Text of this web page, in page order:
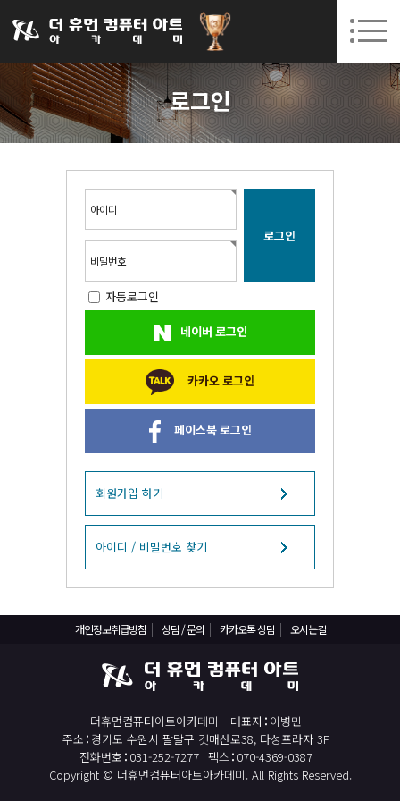
031-252-7277 수원캠퍼스 개강 08. 12.(수)
회원가입 고객센터
로그인
아이디
비밀번호
자동로그인
네이버 로그인
카카오 로그인
페이스북 로그인
회원가입 하기
아이디 / 비밀번호 찾기
개인정보취급방침 상담 / 문의 카카오톡 상담 오시는길
더휴먼컴퓨터아트아카데미 대표자 이병민
주소 경기도 수원시 팔달구 갓매산로38, 다성프라자 3F
전화번호 031-252-7277 팩스 070-4369-0387
Copyright © 더휴먼컴퓨터아트아카데미. All Rights Reserved.
아카데미소개
인사말
국비지원 무료교육
BIM 건축설계 및 실내건축설계(캐드(CAD),맥스(MAX),레빗(REVIT))실무자 양성과정
React, Veu 프레임워크 기반 프론트엔드 개발 양성 지원
반응형/웹퍼블리셔/프론트엔드 웹개발자(웹디자인)
자바(Java)기반 JSP/스프링 웹개발자(정보처리산업기사)(과정평가형)
디지털컨버전스 자바(JAVA)개발자(전자정부 프레임워크/SPRING)
전산세무회계 자격취득과정[전산회계1급/전산세무2급/FAT1급/TAT2급]
컴퓨터활용능력2급(필기+실기) 및 ITQ자격증 취득(한글,엑셀,파워포인트)
직업상담사 2급 (필기+실기) 자격증 취득과정
일러스트 자격증 취득과정(GTQi 1급)
전산회계 1급 / FAT 1급 자격증 취득과정
전산세무 2급 / TAT 2급 자격증 취득과정